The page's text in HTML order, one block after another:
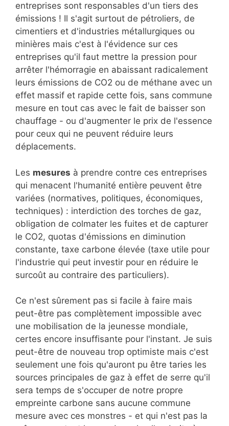
entreprises sont responsables d'un tiers des
émissions ! Il s'agit surtout de pétroliers, de
cimentiers et d'industries métallurgiques ou
minières mais c'est à l'évidence sur ces
entreprises qu'il faut mettre la pression pour
arrêter l'hémorragie en abaissant radicalement
leurs émissions de CO2 ou de méthane avec un
effet massif et rapide cette fois, sans commune
mesure en tout cas avec le fait de baisser son
chauffage - ou d'augmenter le prix de l'essence
pour ceux qui ne peuvent réduire leurs
déplacements.
Les mesures à prendre contre ces entreprises
qui menacent l'humanité entière peuvent être
variées (normatives, politiques, économiques,
techniques) : interdiction des torches de gaz,
obligation de colmater les fuites et de capturer
le CO2, quotas d'émissions en diminution
constante, taxe carbone élevée (taxe utile pour
l'industrie qui peut investir pour en réduire le
surcoût au contraire des particuliers).
Ce n'est sûrement pas si facile à faire mais
peut-être pas complètement impossible avec
une mobilisation de la jeunesse mondiale,
certes encore insuffisante pour l'instant. Je suis
peut-être de nouveau trop optimiste mais c'est
seulement une fois qu'auront pu être taries les
sources principales de gaz à effet de serre qu'il
sera temps de s'occuper de notre propre
empreinte carbone sans aucune commune
mesure avec ces monstres - et qui n'est pas la